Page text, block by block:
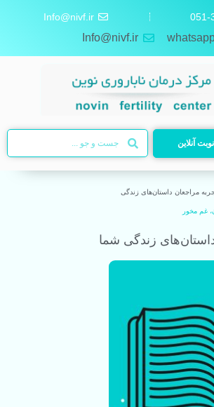
051-
Info@nivf.ir
Info@nivf.ir
آنلاین
مراجعان داستان‌های زندگی
غم مخور
زندگی شما